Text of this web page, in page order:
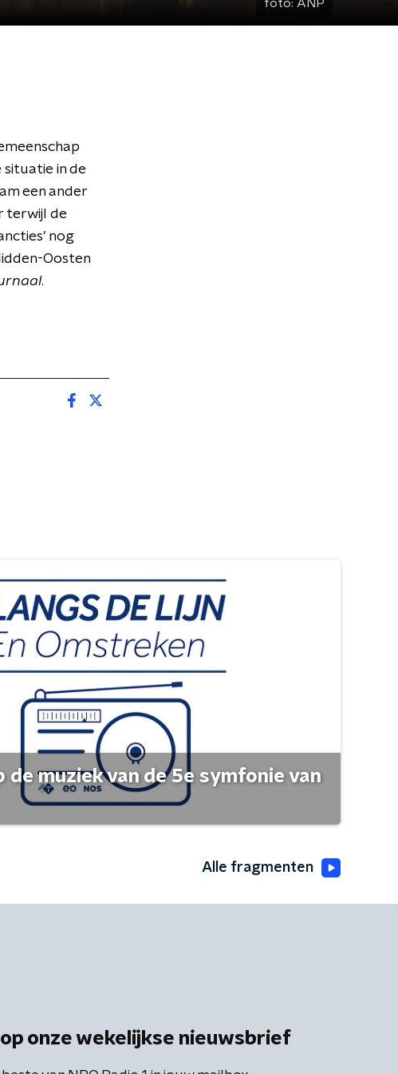
foto: ANP
situatie in de
een ander
terwijl de
nog
Oosten
.
de muziek van de 5e symfonie van
Alle fragmenten
onze wekelijkse nieuwsbrief